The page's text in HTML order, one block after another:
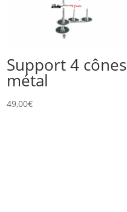
Support 4 cônes
métal
49,00€